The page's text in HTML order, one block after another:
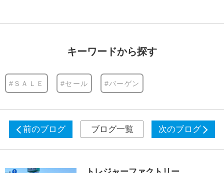
キーワードから探す
#ＳＡＬＥ #セール #バーゲン
前のブログ ブログ一覧 次のブログ